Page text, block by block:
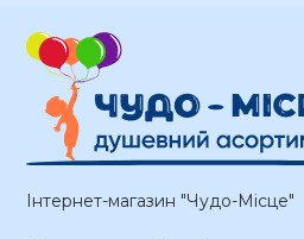
Інтернет-магазин "Чудо-Місце"